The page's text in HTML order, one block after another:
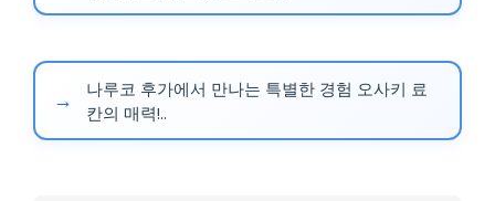
나루코 후가에서 만나는 특별한 경험 오사키 료
칸의 매력!..